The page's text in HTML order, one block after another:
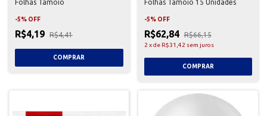
Folhas Tamoio
-5% OFF
R$4,19 R$4,41
Folhas Tamoio 15 Unidades
-5% OFF
R$62,84 R$66,15
2 xde R$31,42 sem juros